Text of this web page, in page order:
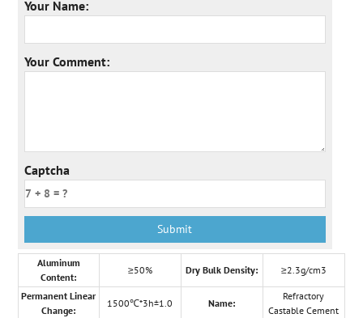
Your Name:
Your Comment:
Captcha
Aluminum
Content:
≥50% Dry Bulk Density: ≥2.3g/cm3
Permanent Linear
Change:
1500℃*3h±1.0 Name:
Refractory
Castable Cement